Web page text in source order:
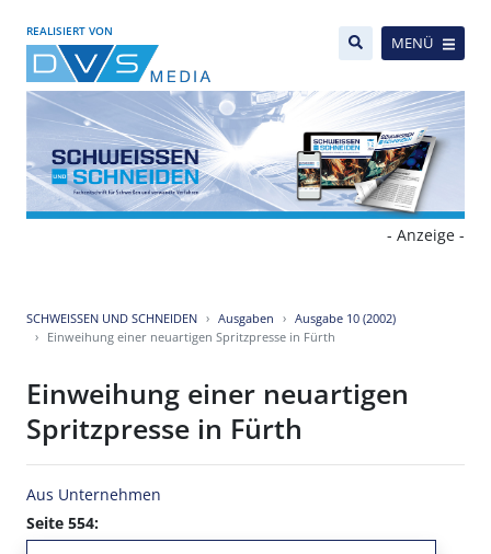
REALISIERT VON
MENÜ
- Anzeige -
SCHWEISSEN UND SCHNEIDEN Ausgaben
Ausgabe 10 (2002)
Einweihung einer neuartigen Spritzpresse in Fürth
Einweihung einer neuartigen
Spritzpresse in Fürth
Aus Unternehmen
Seite 554: